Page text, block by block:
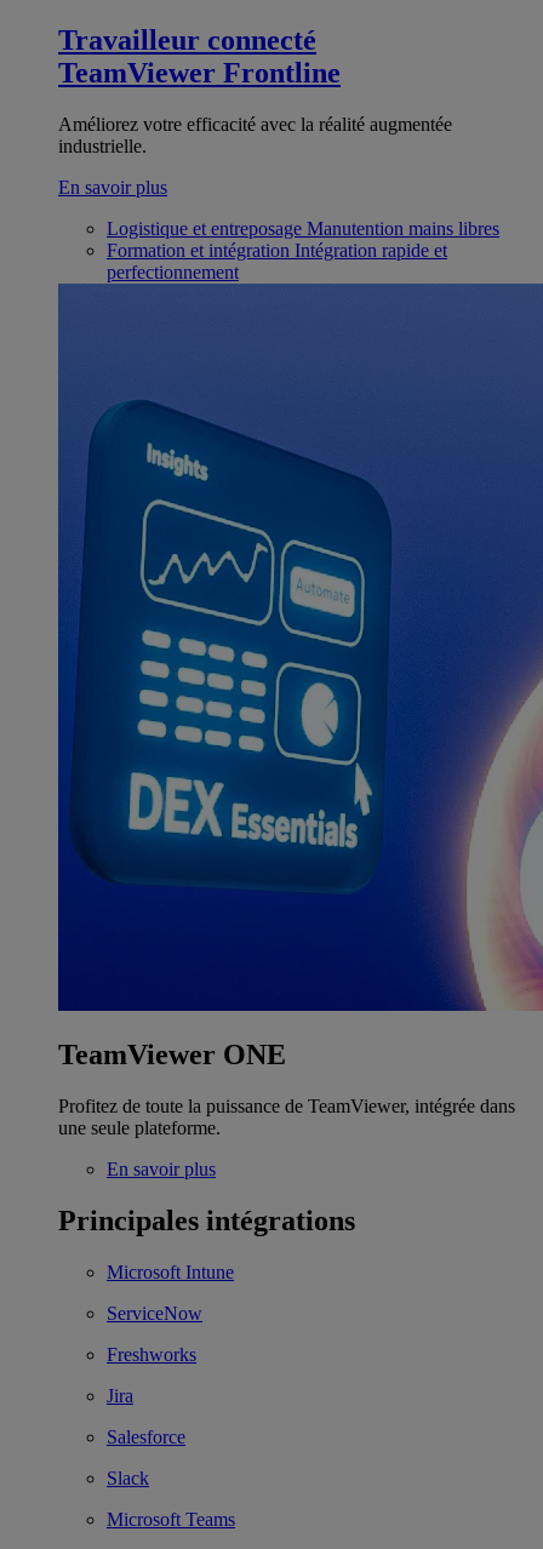
Travailleur connecté
TeamViewer Frontline
Améliorez votre efficacité avec la réalité augmentée
industrielle.
En savoir plus
Logistique et entreposage Manutention mains libres
Formation et intégration Intégration rapide et
perfectionnement
TeamViewer ONE
Profitez de toute la puissance de TeamViewer, intégrée dans
une seule plateforme.
En savoir plus
Principales intégrations
Microsoft Intune
ServiceNow
Freshworks
Jira
Salesforce
Slack
Microsoft Teams